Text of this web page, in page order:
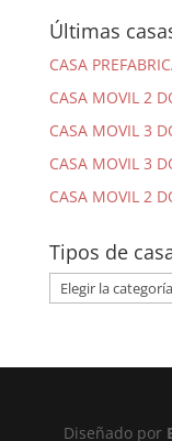
Últimas
CASA
CASA MOVIL 2
CASA MOVIL 3
CASA MOVIL 3
CASA MOVIL 2
Tipos de
Tipos
de
Diseñado por